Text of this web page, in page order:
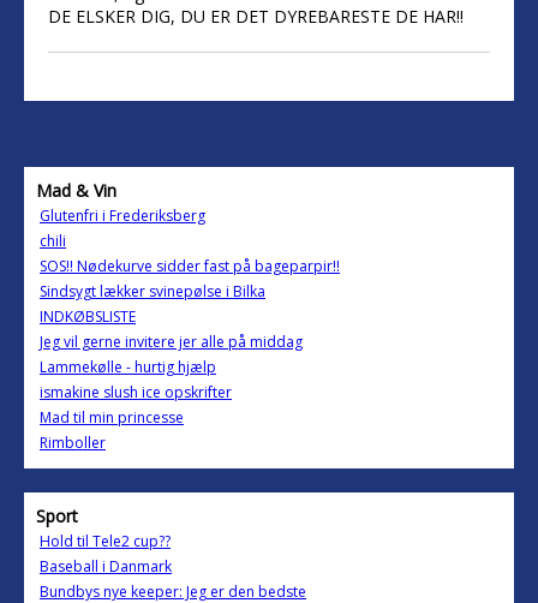
DE ELSKER DIG, DU ER DET DYREBARESTE DE HAR!!
Mad & Vin
Glutenfri i Frederiksberg
chili
SOS!! Nødekurve sidder fast på bageparpir!!
Sindsygt lækker svinepølse i Bilka
INDKØBSLISTE
Jeg vil gerne invitere jer alle på middag
Lammekølle - hurtig hjælp
ismakine slush ice opskrifter
Mad til min princesse
Rimboller
Sport
Hold til Tele2 cup??
Baseball i Danmark
Bundbys nye keeper: Jeg er den bedste